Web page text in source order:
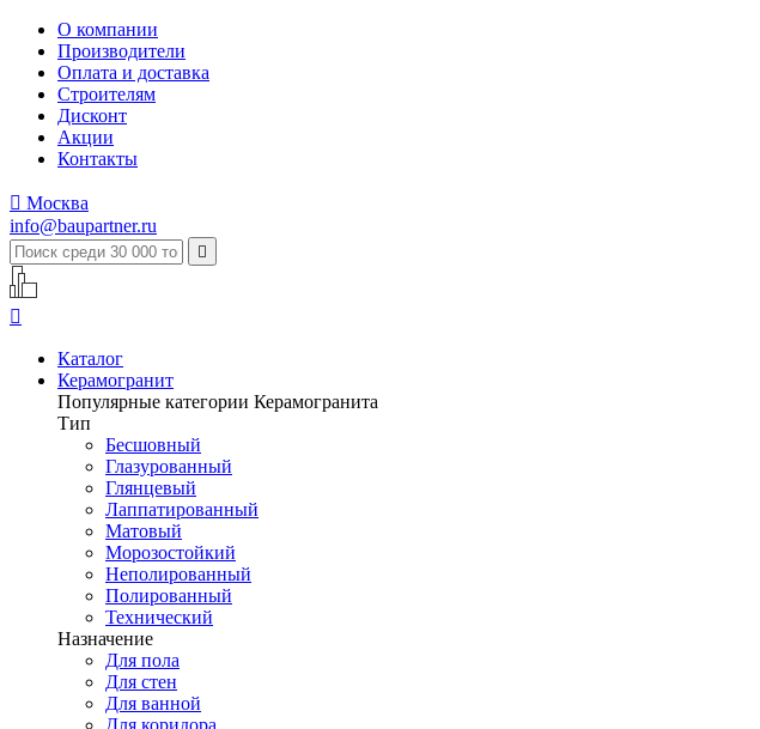
О компании
Производители
Оплата и доставка
Строителям
Дисконт
Акции
Контакты
 Москва
info@baupartner.ru


Каталог
Керамогранит
Популярные категории Керамогранита
Тип
Бесшовный
Глазурованный
Глянцевый
Лаппатированный
Матовый
Морозостойкий
Неполированный
Полированный
Технический
Назначение
Для пола
Для стен
Для ванной
Для коридора